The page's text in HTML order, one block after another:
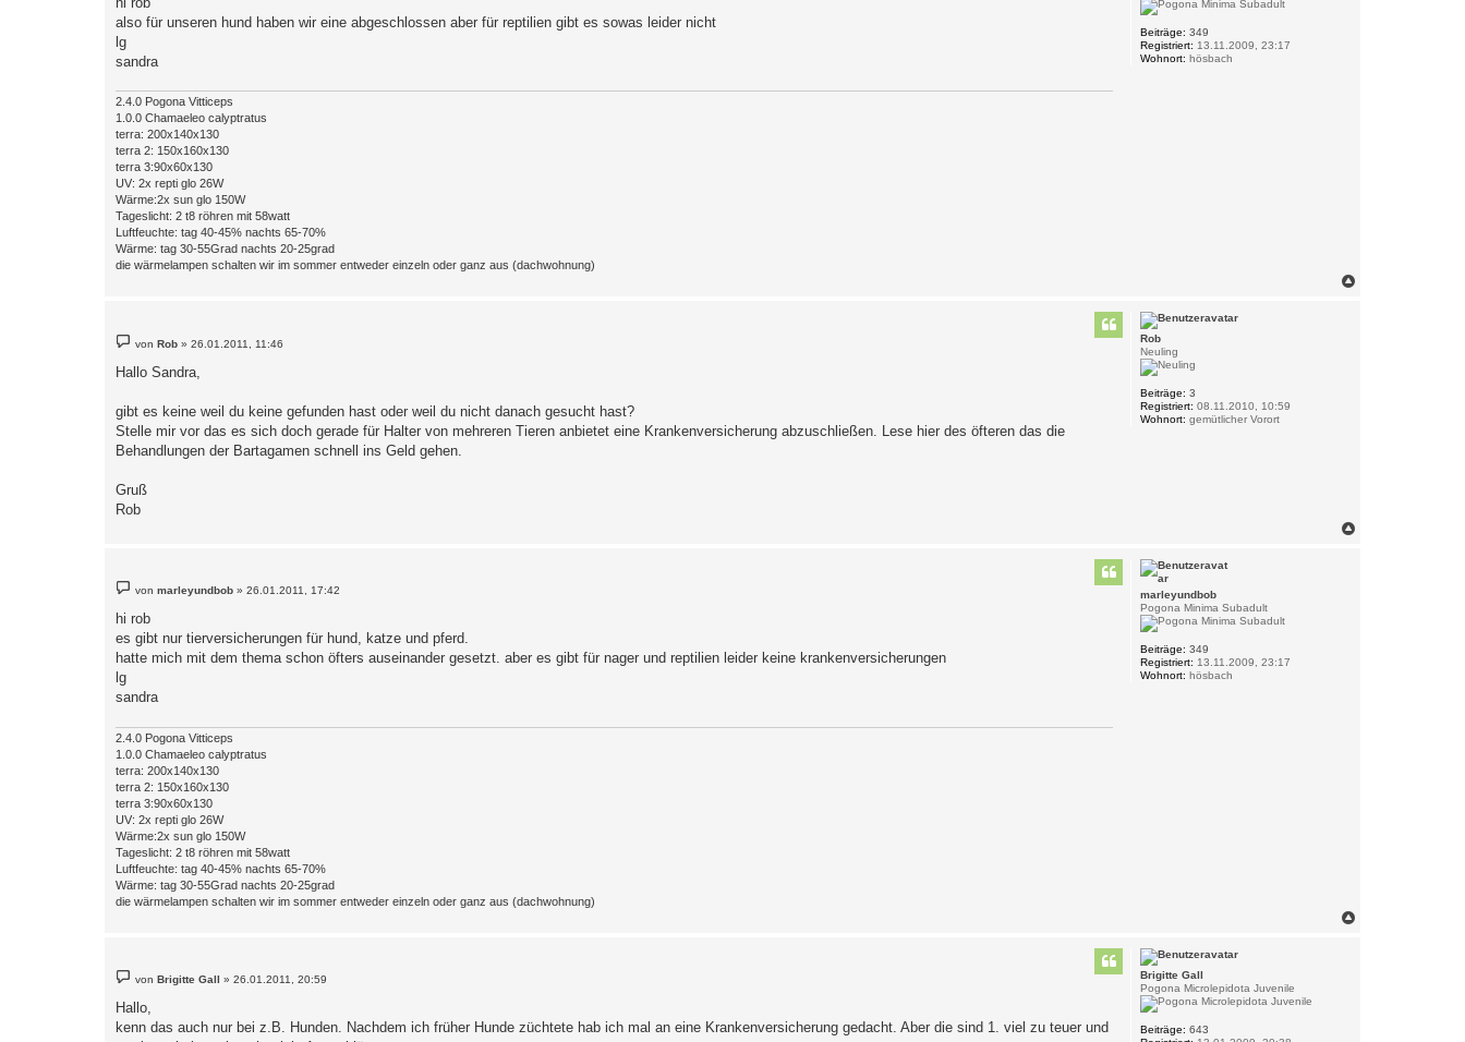
Beiträge: 349
Registriert: 13.11.2009, 23:17
Wohnort: hösbach
t
r
also für unseren hund haben wir eine abgeschlossen aber für reptilien gibt es sowas leider nicht
lg
sandra
2.4.0 Pogona Vitticeps
1.0.0 Chamaeleo calyptratus
terra: 200x140x130
terra 2: 150x160x130
terra 3:90x60x130
UV: 2x repti glo 26W
Wärme:2x sun glo 150W
Tageslicht: 2 t8 röhren mit 58watt
Luftfeuchte: tag 40-45% nachts 65-70%
Wärme: tag 30-55Grad nachts 20-25grad
die wärmelampen schalten wir im sommer entweder einzeln oder ganz aus (dachwohnung)
Rob
Neuling
Beiträge: 3
Registriert: 08.11.2010, 10:59
Wohnort: gemütlicher Vorort
e
i
t
g
vonRob »26.01.2011, 11:46
Hallo Sandra,
gibt es keine weil du keine gefunden hast oder weil du nicht danach gesucht hast?
Stelle mir vor das es sich doch gerade für Halter von mehreren Tieren anbietet eine Krankenversicherung abzuschließen. Lese hier des öfteren das die
Behandlungen der Bartagamen schnell ins Geld gehen.
Gruß
Rob
marleyundbob
Pogona Minima Subadult
Beiträge: 349
Registriert: 13.11.2009, 23:17
Wohnort: hösbach
e
t
a
g
vonmarleyundbob »26.01.2011, 17:42
hi rob
es gibt nur tierversicherungen für hund, katze und pferd.
hatte mich mit dem thema schon öfters auseinander gesetzt. aber es gibt für nager und reptilien leider keine krankenversicherungen
lg
sandra
2.4.0 Pogona Vitticeps
1.0.0 Chamaeleo calyptratus
terra: 200x140x130
terra 2: 150x160x130
terra 3:90x60x130
UV: 2x repti glo 26W
Wärme:2x sun glo 150W
Tageslicht: 2 t8 röhren mit 58watt
Luftfeuchte: tag 40-45% nachts 65-70%
Wärme: tag 30-55Grad nachts 20-25grad
die wärmelampen schalten wir im sommer entweder einzeln oder ganz aus (dachwohnung)
Brigitte Gall
Pogona Microlepidota Juvenile
Beiträge: 643
i
t
r
von Brigitte Gall »26.01.2011, 20:59
Hallo,
kenn das auch nur bei z.B. Hunden. Nachdem ich früher Hunde züchtete hab ich mal an eine Krankenversicherung gedacht. Aber die sind 1. viel zu teuer und